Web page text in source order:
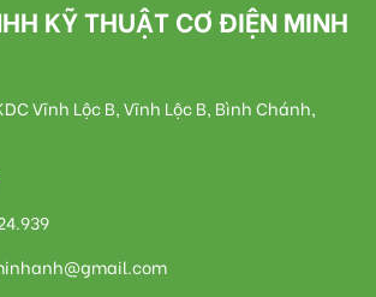
KỸ THUẬT CƠ ĐIỆN MINH
Vĩnh Lộc B, Vĩnh Lộc B, Bình Chánh,